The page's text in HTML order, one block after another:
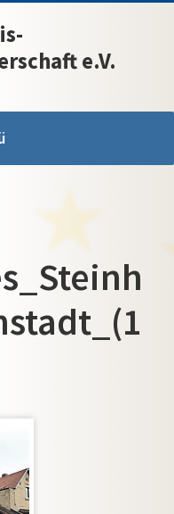
e.V.